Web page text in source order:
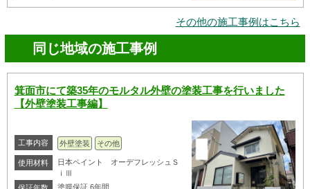
その他の施工事例はこちら
同じ地域の施工事例
箕面市にて築35年のモルタル外壁の塗装工事を行いました
【外壁塗装工事編】
工事内容 外壁塗装 その他
使用材料
日本ペイント オーデフレッシュＳ
ｉⅢ
塗膜保証 6年間